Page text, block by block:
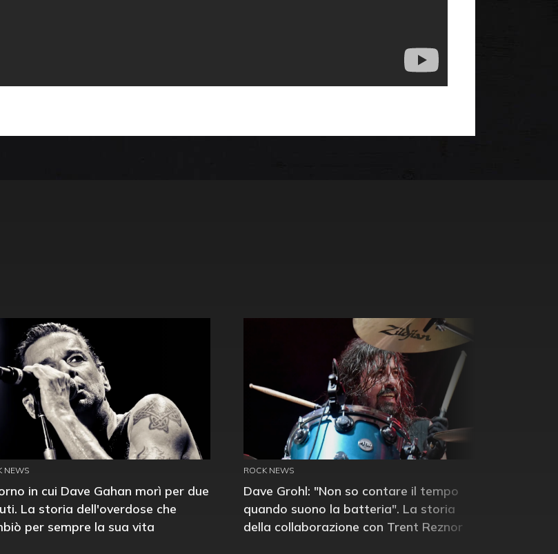
NEWS
in cui Dave Gahan morì per due
La storia dell'overdose che
per sempre la sua vita
ROCK NEWS
Dave Grohl: "Non so contare il tempo
quando suono la batteria". La storia
della collaborazione con Trent Reznor